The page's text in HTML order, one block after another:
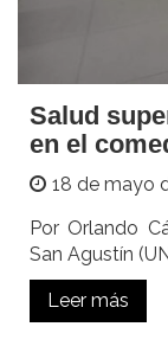
Salud
en el
18 de mayo
Por Orlando
San Agustín
Leer más